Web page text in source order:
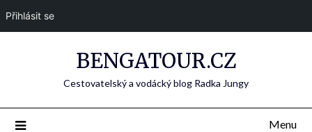
Přihlásit se
BENGATOUR.CZ
Cestovatelský a vodácký blog Radka Jungy
Menu